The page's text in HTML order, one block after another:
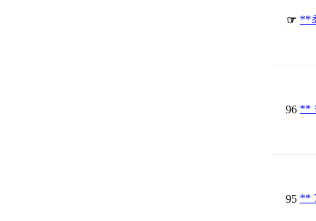
☞ **
96 **
95 **